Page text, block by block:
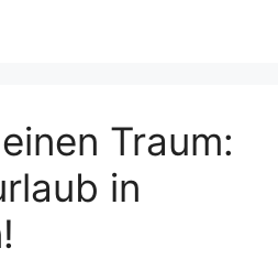
Traum:
in